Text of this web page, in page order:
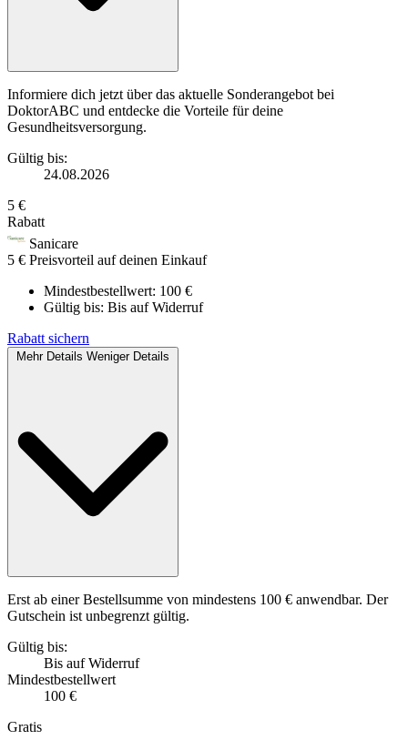
Informiere dich jetzt über das aktuelle Sonderangebot bei
DoktorABC und entdecke die Vorteile für deine
Gesundheitsversorgung.
Gültig bis:
24.08.2026
5 €
Rabatt
Sanicare
5 € Preisvorteil auf deinen Einkauf
Mindestbestellwert: 100 €
Gültig bis: Bis auf Widerruf
Rabatt sichern
Mehr Details Weniger Details
Erst ab einer Bestellsumme von mindestens 100 € anwendbar. Der
Gutschein ist unbegrenzt gültig.
Gültig bis:
Bis auf Widerruf
Mindestbestellwert
100 €
Gratis